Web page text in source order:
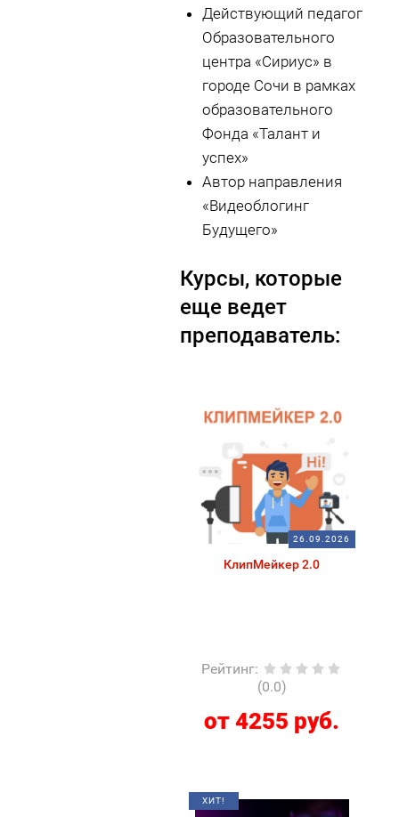
Действующий педагог
Образовательного
центра «Сириус» в
городе Сочи в рамках
образовательного
Фонда «Талант и
успех»
Автор направления
«Видеоблогинг
Будущего»
Курсы, которые
еще ведет
преподаватель:
26.09.2026
КлипМейкер 2.0
Рейтинг:
(0.0)
от 4255 руб.
ХИТ!